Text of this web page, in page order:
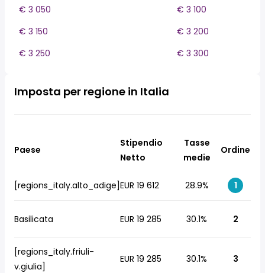
€ 3 050
€ 3 100
€ 3 150
€ 3 200
€ 3 250
€ 3 300
Imposta per regione in Italia
Paese
Stipendio
Netto
Tasse
medie
Ordine
[regions_italy.alto_adige]EUR 19 612 28.9% 1
Basilicata EUR 19 285 30.1% 2
[regions_italy.friuli-
v.giulia]
EUR 19 285 30.1% 3